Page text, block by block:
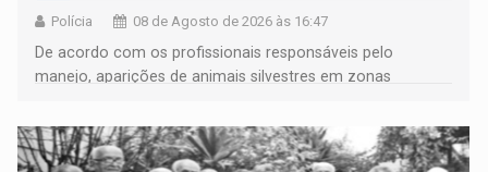
Polícia 08 de Agosto de 2026 às 16:47
De acordo com os profissionais responsáveis pelo
manejo, aparições de animais silvestres em zonas